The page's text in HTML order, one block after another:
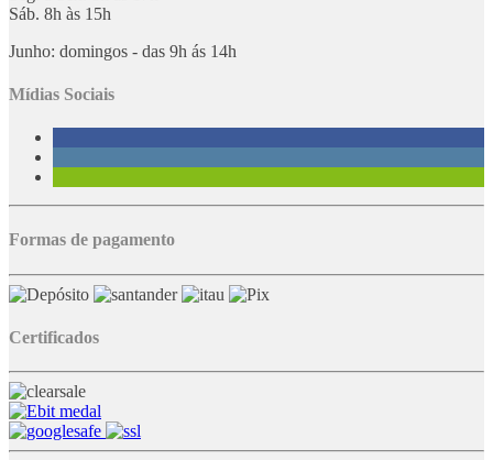
Sáb. 8h às 15h
Junho: domingos - das 9h ás 14h
Mídias Sociais
Formas de pagamento
Certificados